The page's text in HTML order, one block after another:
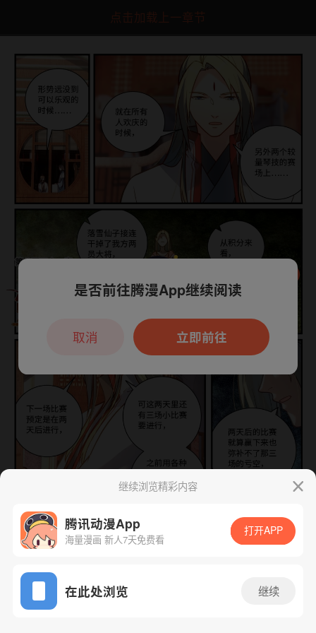
点击加载上一章节
App免费看
下一话
继续浏览精彩内容
腾讯动漫App
海量漫画 新人7天免费看
打开APP
在此处浏览 继续
本章节仅支持App阅读，可打开App新用
户7天免费看
是否前往腾漫App继续阅读
立即前往
取消